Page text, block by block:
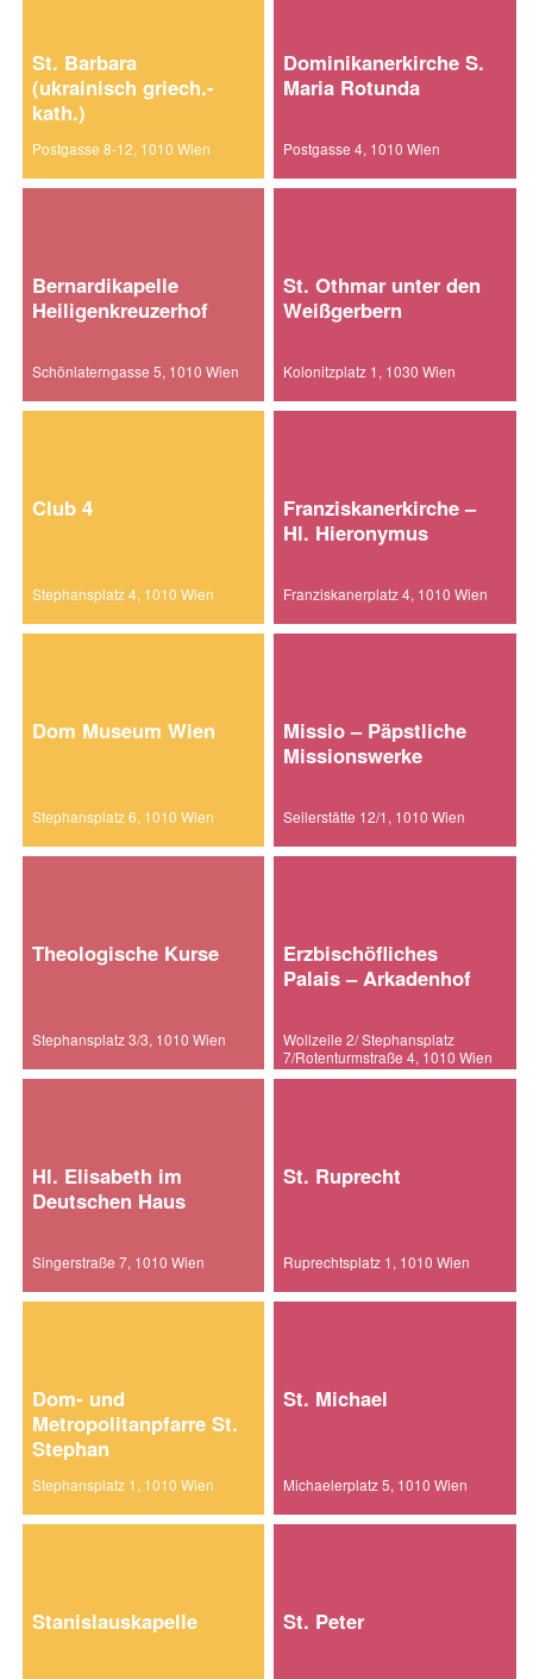
St. Barbara
(ukrainisch griech.-
kath.)
Postgasse 8-12, 1010 Wien
Dominikanerkirche S.
Maria Rotunda
Postgasse 4, 1010 Wien
Bernardikapelle
Heiligenkreuzerhof
Schönlaterngasse 5, 1010 Wien
St. Othmar unter den
Weißgerbern
Kolonitzplatz 1, 1030 Wien
Club 4
Stephansplatz 4, 1010 Wien
Franziskanerkirche –
Hl. Hieronymus
Franziskanerplatz 4, 1010 Wien
Dom Museum Wien
Stephansplatz 6, 1010 Wien
Missio – Päpstliche
Missionswerke
Seilerstätte 12/1, 1010 Wien
Theologische Kurse
Stephansplatz 3/3, 1010 Wien
Erzbischöfliches
Palais – Arkadenhof
Wollzeile 2/ Stephansplatz
7/Rotenturmstraße 4, 1010 Wien
Hl. Elisabeth im
Deutschen Haus
Singerstraße 7, 1010 Wien
St. Ruprecht
Ruprechtsplatz 1, 1010 Wien
Dom- und
Metropolitanpfarre St.
Stephan
Stephansplatz 1, 1010 Wien
St. Michael
Michaelerplatz 5, 1010 Wien
Stanislauskapelle St. Peter